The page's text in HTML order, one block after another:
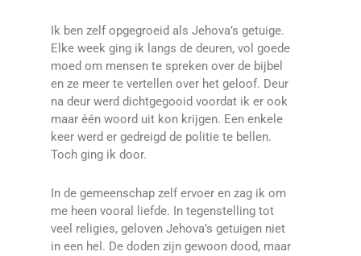
Ik ben zelf opgegroeid als Jehova’s getuige.
Elke week ging ik langs de deuren, vol goede
moed om mensen te spreken over de bijbel
en ze meer te vertellen over het geloof. Deur
na deur werd dichtgegooid voordat ik er ook
maar één woord uit kon krijgen. Een enkele
keer werd er gedreigd de politie te bellen.
Toch ging ik door.
In de gemeenschap zelf ervoer en zag ik om
me heen vooral liefde. In tegenstelling tot
veel religies, geloven Jehova’s getuigen niet
in een hel. De doden zijn gewoon dood, maar